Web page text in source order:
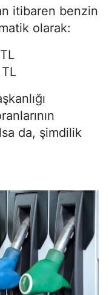
itibaren benzin
olarak:
da, şimdilik